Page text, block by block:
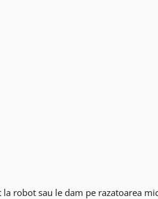
robot sau le dam pe razatoarea